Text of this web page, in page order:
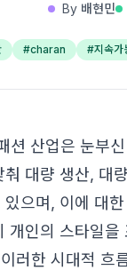
By 배현민
#charan #지속가
산업은 눈부
대량 생산, 대
으며, 이에 대
개인의 스타일
러한 시대적